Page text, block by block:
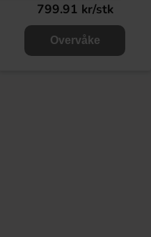
799.91 kr/stk
Overvåke